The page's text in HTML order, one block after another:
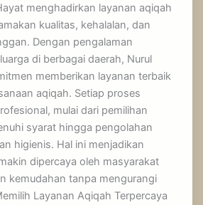
menghadirkan layanan aqiqah
kualitas, kehalalan, dan
Dengan pengalaman
di berbagai daerah, Nurul
memberikan layanan terbaik
aqiqah. Setiap proses
mulai dari pemilihan
syarat hingga pengolahan
higienis. Hal ini menjadikan
dipercaya oleh masyarakat
kemudahan tanpa mengurangi
Layanan Aqiqah Terpercaya